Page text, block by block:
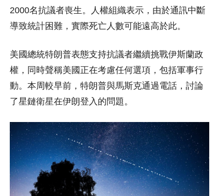
2000名抗議者喪生。人權組織表示，由於通訊中斷
導致統計困難，實際死亡人數可能遠高於此。
美國總統特朗普表態支持抗議者繼續挑戰伊斯蘭政
權，同時聲稱美國正在考慮任何選項，包括軍事行
動。本周較早前，特朗普與馬斯克通過電話，討論
了星鏈衛星在伊朗登入的問題。